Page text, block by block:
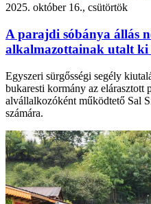
2025. október 16., csütörtök
A parajdi sóbánya állás
alkalmazottainak utalt ki
Egyszeri sürgősségi segély
bukaresti kormány az elárasztott
alvállalkozóként működtető Sal
számára.